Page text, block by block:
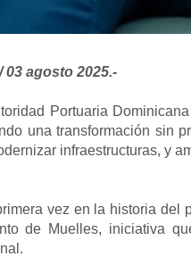
03 agosto 2025.-
Portuaria
una transformación sin
infraestructuras, y
vez en la historia del
de Muelles, iniciativa